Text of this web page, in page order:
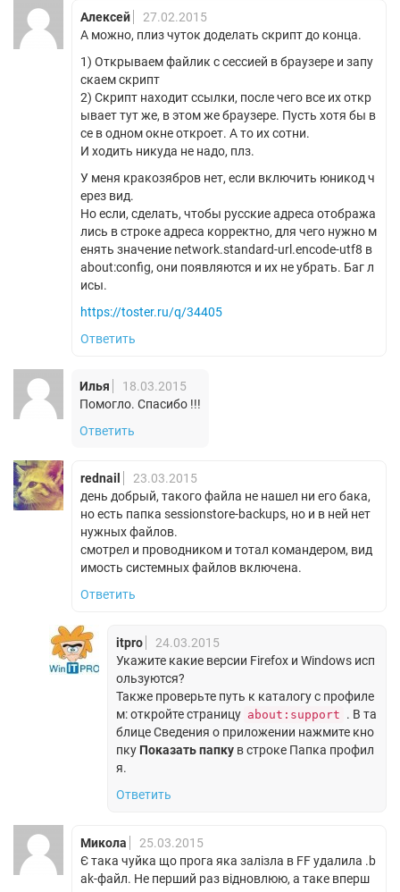
Алексей
27.02.2015
А можно, плиз чуток доделать скрипт до конца.
1) Открываем файлик с сессией в браузере и запу
скаем скрипт
2) Скрипт находит ссылки, после чего все их откр
ывает тут же, в этом же браузере. Пусть хотя бы в
се в одном окне откроет. А то их сотни.
И ходить никуда не надо, плз.
У меня кракозябров нет, если включить юникод ч
ерез вид.
Но если, сделать, чтобы русские адреса отобража
лись в строке адреса корректно, для чего нужно м
енять значение network.standard-url.encode-utf8 в
about:config, они появляются и их не убрать. Баг л
исы.
https://toster.ru/q/34405
Ответить
Илья
18.03.2015
Помогло. Спасибо !!!
Ответить
rednail
23.03.2015
день добрый, такого файла не нашел ни его бака,
но есть папка sessionstore-backups, но и в ней нет
нужных файлов.
смотрел и проводником и тотал командером, вид
имость системных файлов включена.
Ответить
itpro
24.03.2015
Укажите какие версии Firefox и Windows исп
ользуются?
Также проверьте путь к каталогу с профиле
м: откройте страницу about:support . В та
блице Сведения о приложении нажмите кно
пку Показать папку в строке Папка профил
я.
Ответить
Микола
25.03.2015
Є така чуйка що прога яка залізла в FF удалила .b
ak-файл. Не перший раз відновлюю, а таке вперш